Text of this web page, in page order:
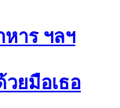
าร ฯลฯ
วยมือเธอ